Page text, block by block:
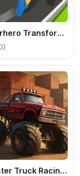
Superhero Transform Change Race
Monster Truck Racing Game